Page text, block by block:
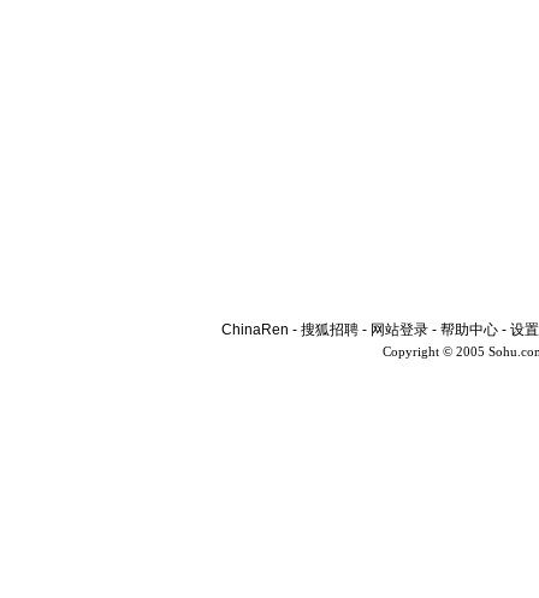
ChinaRen - 搜狐招聘 - 网站登录 - 帮助中心 - 设
Copyright © 2005